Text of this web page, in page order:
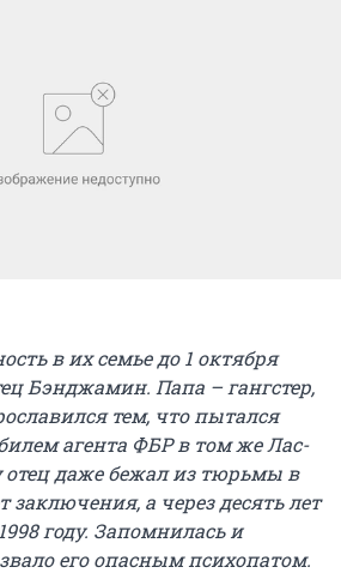
в их семье до 1 октября
Бэнджамин. Папа – гангстер,
тем, что пытался
агента ФБР в том же Лас-
отец даже бежал из тюрьмы в
заключения, а через десять лет
году. Запомнилась и
его опасным психопатом.